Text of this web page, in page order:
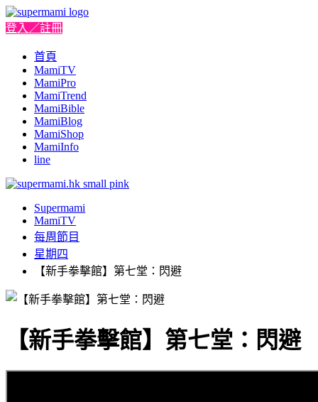
登入／註冊
首頁
MamiTV
MamiPro
MamiTrend
MamiBible
MamiBlog
MamiShop
MamiInfo
line
Supermami
MamiTV
每周節目
星期四
【新手拳擊館】第七堂：閃避
【新手拳擊館】第七堂：閃避